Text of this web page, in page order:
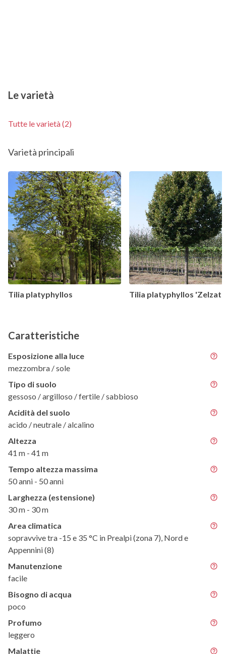
Le varietà
Tutte le varietà (2)
Varietà principali
Tilia platyphyllos Tilia platyphyllos
Caratteristiche
Esposizione alla luce
mezzombra / sole
Tipo di suolo
gessoso / argilloso / fertile / sabbioso
Acidità del suolo
acido / neutrale / alcalino
Altezza
41 m - 41 m
Tempo altezza massima
50 anni - 50 anni
Larghezza (estensione)
30 m - 30 m
Area climatica
sopravvive tra -15 e 35 °C in Prealpi (zona 7), Nord e
Appennini (8)
Manutenzione
facile
Bisogno di acqua
poco
Profumo
leggero
Malattie